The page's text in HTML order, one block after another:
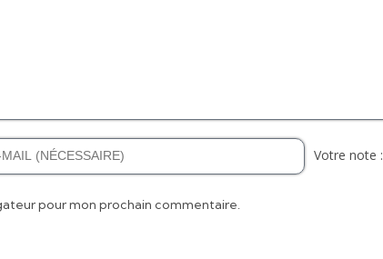
Votre note :
pour mon prochain commentaire.